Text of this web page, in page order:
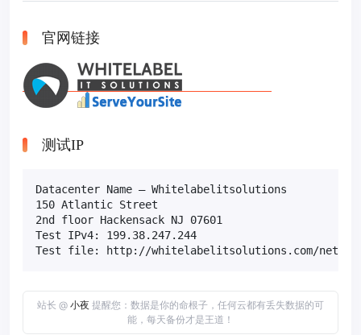
官网链接
测试IP
Datacenter Name – Whitelabelitsolutions
150 Atlantic Street
2nd floor Hackensack NJ 07601
Test IPv4: 199.38.247.244
Test file: http://whitelabelitsolutions.com/
站长 @ 小夜 提醒您：数据是你的命根子，任何云都有丢失数据的可
能，每天备份才是王道！